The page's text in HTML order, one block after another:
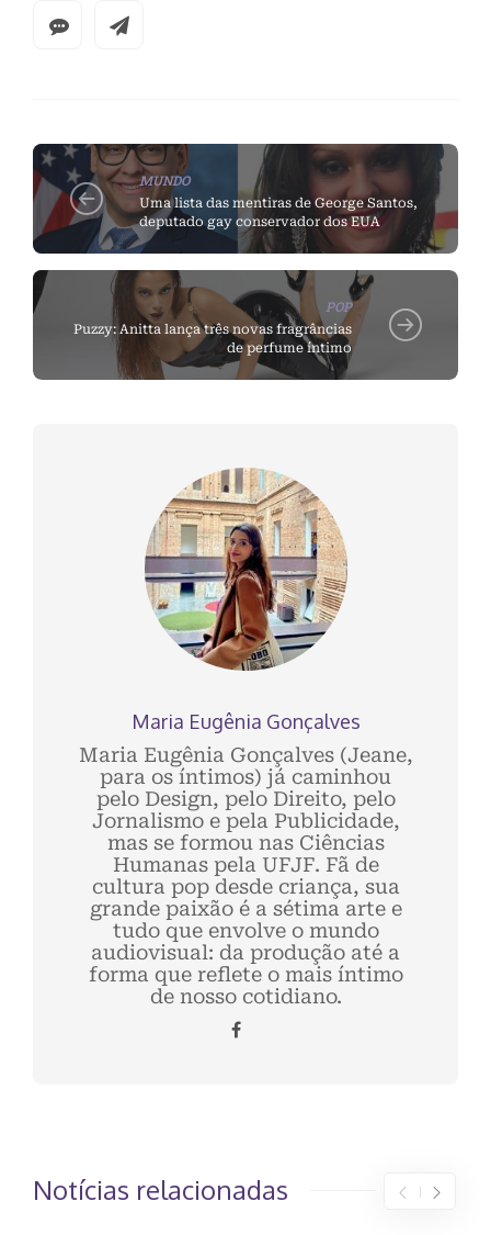
MUNDO
Uma lista das mentiras de George Santos,
deputado gay conservador dos EUA
POP
Puzzy: Anitta lança três novas fragrâncias
de perfume íntimo
Maria Eugênia Gonçalves
Maria Eugênia Gonçalves (Jeane,
para os íntimos) já caminhou
pelo Design, pelo Direito, pelo
Jornalismo e pela Publicidade,
mas se formou nas Ciências
Humanas pela UFJF. Fã de
cultura pop desde criança, sua
grande paixão é a sétima arte e
tudo que envolve o mundo
audiovisual: da produção até a
forma que reflete o mais íntimo
de nosso cotidiano.
Notícias relacionadas